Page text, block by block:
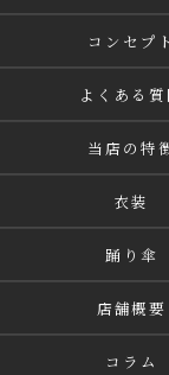
コンセプト
よくある質
当店の特
衣装
踊り傘
店舗概要
コラム